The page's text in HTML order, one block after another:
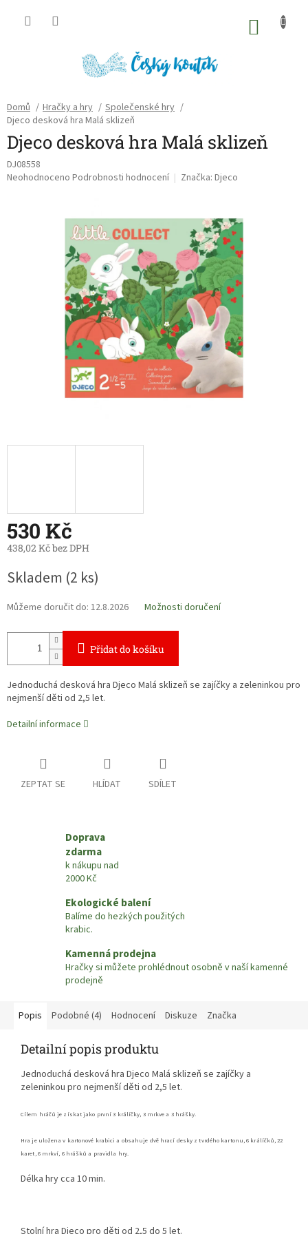
Domů / Hračky a hry / Společenské hry /
Djeco desková hra Malá sklizeň
Djeco desková hra Malá sklizeň
DJ08558
Průměrné
Neohodnoceno Podrobnosti hodnocení Značka: Djeco
530 Kč
438,02 Kč bez DPH
cena:
Skladem (2 ks)
Můžeme doručit do: 12.8.2026 Možnosti doručení
Přidat do košíku
Jednoduchá desková hra Djeco Malá sklizeň se zajíčky a zeleninkou pro
nejmenší děti od 2,5 let.
Detailní informace
ZEPTAT SE HLÍDAT SDÍLET
Doprava
zdarma
k nákupu nad
2000 Kč
Ekologické balení
Balíme do hezkých použitých
krabic.
Kamenná prodejna
Hračky si můžete prohlédnout osobně v naší kamenné
prodejně
Popis Podobné (4) Hodnocení Diskuze Značka
Detailní popis produktu
Jednoduchá desková hra Djeco Malá sklizeň se zajíčky a
zeleninkou pro nejmenší děti od 2,5 let.
Cílem hráčů je získat jako první 3 králíčky, 3 mrkve a 3 hrášky.
Hra je uložena v kartonové krabici a obsahuje dvě hrací desky z tvrdého kartonu, 6 králíčků, 22
karet, 6 mrkví, 6 hrášků a pravidla hry.
Délka hry cca 10 min.